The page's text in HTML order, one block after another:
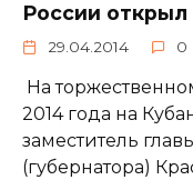
России открыл
29.04.2014 0
На
2014 года на
заместитель
(губернатора)